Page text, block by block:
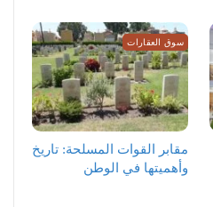
سوق العقارات
مقابر القوات المسلحة: تاريخ
وأهميتها في الوطن